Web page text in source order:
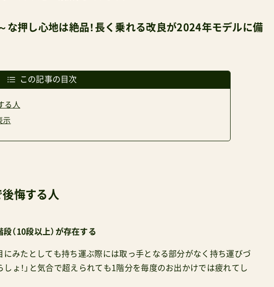
な押し心地は絶品！長く乗れる改良が2024年モデルに備
この記事の目次
る人
示
悔する人
（10段以上）が存在する
みたとしても持ち運ぶ際には取っ手となる部分がなく持ち運びづ
しょ！」と気合で超えられても1階分を毎度のお出かけでは疲れてし